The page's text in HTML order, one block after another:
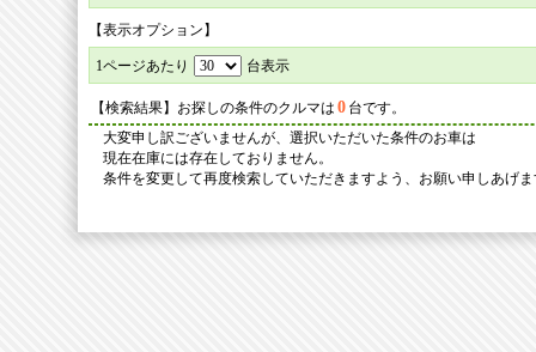
【表示オプション】
1ページあたり 台表示
【検索結果】お探しの条件のクルマは 0 台です。
大変申し訳ございませんが、選択いただいた条件のお車は
現在在庫には存在しておりません。
条件を変更して再度検索していただきますよう、お願い申しあげ